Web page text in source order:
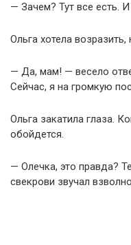
— Зачем? Тут все есть.
Ольга хотела
— Да, мам! — весело
Сейчас, я на громкую
Ольга закатила глаза.
обойдется.
— Олечка, это правда?
свекрови звучал